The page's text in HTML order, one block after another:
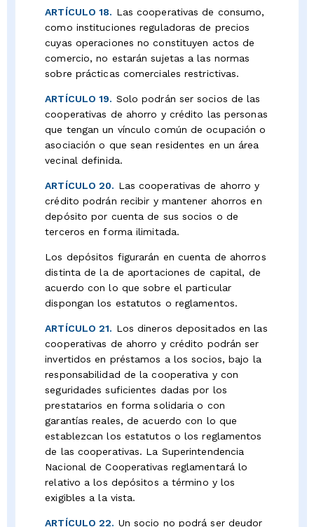
ARTÍCULO 18. Las cooperativas de consumo,
como instituciones reguladoras de precios
cuyas operaciones no constituyen actos de
comercio, no estarán sujetas a las normas
sobre prácticas comerciales restrictivas.
ARTÍCULO 19. Solo podrán ser socios de las
cooperativas de ahorro y crédito las personas
que tengan un vínculo común de ocupación o
asociación o que sean residentes en un área
vecinal definida.
ARTÍCULO 20. Las cooperativas de ahorro y
crédito podrán recibir y mantener ahorros en
depósito por cuenta de sus socios o de
terceros en forma ilimitada.
Los depósitos figurarán en cuenta de ahorros
distinta de la de aportaciones de capital, de
acuerdo con lo que sobre el particular
dispongan los estatutos o reglamentos.
ARTÍCULO 21. Los dineros depositados en las
cooperativas de ahorro y crédito podrán ser
invertidos en préstamos a los socios, bajo la
responsabilidad de la cooperativa y con
seguridades suficientes dadas por los
prestatarios en forma solidaria o con
garantías reales, de acuerdo con lo que
establezcan los estatutos o los reglamentos
de las cooperativas. La Superintendencia
Nacional de Cooperativas reglamentará lo
relativo a los depósitos a término y los
exigibles a la vista.
ARTÍCULO 22. Un socio no podrá ser deudor